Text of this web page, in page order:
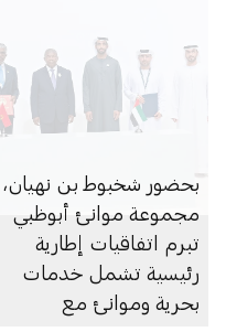
بحضور شخبوط بن نهيان،
مجموعة موانئ أبوظبي
تبرم اتفاقيات إطارية
رئيسية تشمل خدمات
بحرية وموانئ مع